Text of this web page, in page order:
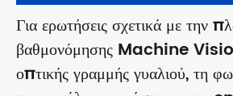
Για ερωτήσεις σχετικά με την
βαθμονόμησης Machine
οπτικής γραμμής γυαλιού, τη